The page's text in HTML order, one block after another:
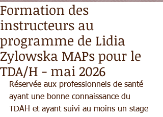
Formation des
instructeurs au
programme de Lidia
Zylowska MAPs pour le
TDA/H - mai 2026
Réservée aux professionnels de santé
ayant une bonne connaissance du
TDAH et ayant suivi au moins un stage